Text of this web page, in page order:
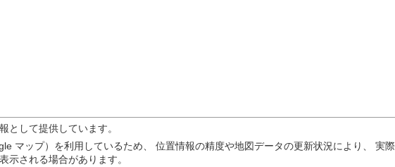
として提供しています。
マップ）を利用しているため、 位置情報の精度や地図データの更新状況により、 実際
示される場合があります。